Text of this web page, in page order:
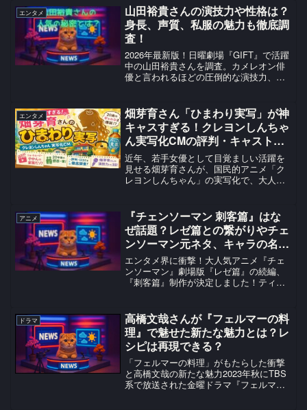
12月19日生まれの日本の俳優です。東京
都出身で、身長は...
エンタメ
山田裕貴さんの演技力や性格は？
身長、声質、私服の魅力も徹底調
査！
2026年最新版！日曜劇場『GIFT』で活躍
中の山田裕貴さんを調査。カメレオン俳
優と言われるほどの圧倒的な演技力、
で、その多才な魅力に迫ります！
エンタメ
畑芽育さん「ひまわり実写」が神
キャスすぎる！クレヨンしんちゃ
ん実写化CMの評判・キャスト・
演技力を調査！
近年、若手女優として目覚ましい活躍を
見せる畑芽育さんが、国民的アニメ「ク
レヨンしんちゃん」の実写化で、大人に
「やかんの麦茶 from 爽健美茶」と『クレ
ヨンしんちゃん』の...
アニメ
『チェンソーマン 刺客篇』はな
ぜ話題？レゼ篇との繋がりやチェ
ンソーマン元ネタ、キャラの名前
の由来などを調査！
エンタメ界に衝撃！大人気アニメ『チェ
ンソーマン』劇場版『レゼ篇』の続編、
『刺客篇』制作が決定しました！ティザ
新情報とファンの興奮をお届け。ぜひチ
ェックして、この熱狂を共有しましょ
う！
ドラマ
高橋文哉さんが『フェルマーの料
理』で魅せた新たな魅力とは？レ
シピは再現できる？
「フェルマーの料理」がもたらした衝撃
と高橋文哉の新たな魅力2023年秋にTBS
系で放送された金曜ドラマ『フェルマー